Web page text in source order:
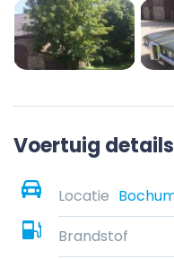
Voertuig details
Locatie
Brandstof